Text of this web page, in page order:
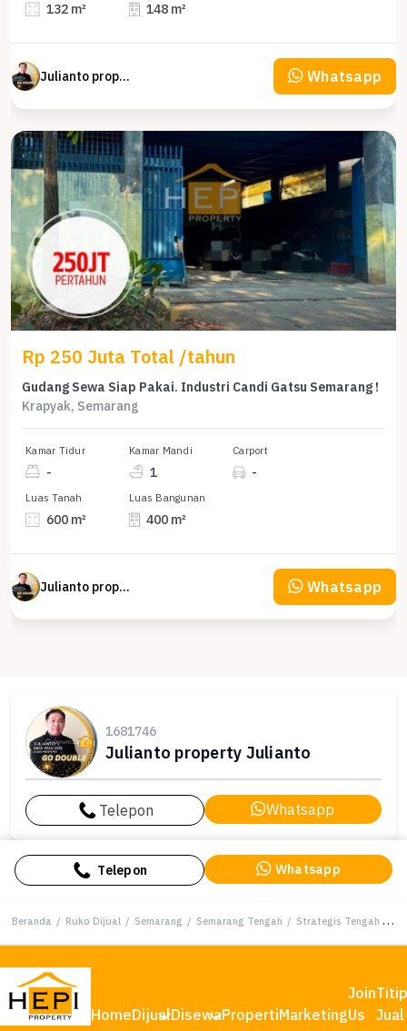
132 m² 148 m²
Julianto property Julianto Whatsapp
Rp 250 Juta Total /tahun
Gudang Sewa Siap Pakai. Industri Candi Gatsu Semarang !
Krapyak, Semarang
Kamar Tidur
-
Kamar Mandi
1
Carport
-
Luas Tanah
600 m²
Luas Bangunan
400 m²
Julianto property Julianto Whatsapp
1681746
Julianto property Julianto
Telepon Whatsapp
Telepon Whatsapp
Beranda / Ruko Dijual / Semarang / Semarang Tengah / Strategis Tengah Kota Pleburan Dekat Undip
HomeDijualDisewaPropertiMarketing
Join
Us
Jual